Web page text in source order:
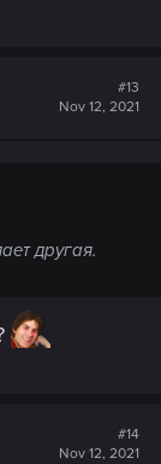
#13
Nov 12, 2021
другая.
#14
Nov 12, 2021